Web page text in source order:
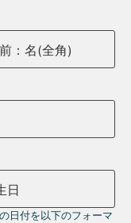
：名(全角)
日
日付を以下のフォーマ